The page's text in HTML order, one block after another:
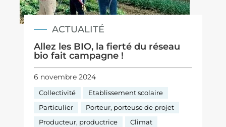
ACTUALITÉ
Allez les BIO, la fierté du réseau
bio fait campagne !
6 novembre 2024
Collectivité
Etablissement scolaire
Particulier
Porteur, porteuse de projet
Producteur, productrice
Climat